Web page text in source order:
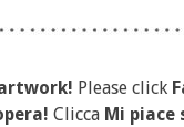
Please click
Clicca Mi piace